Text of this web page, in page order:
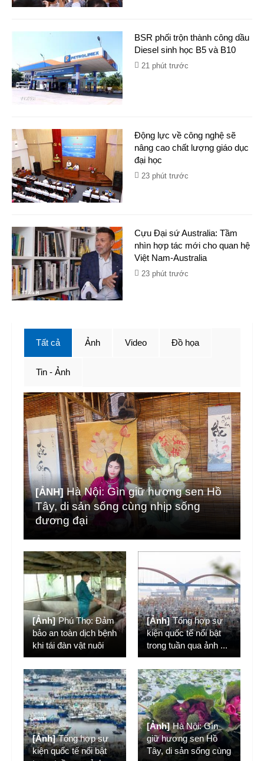
BSR phối trộn thành công dầu
Diesel sinh học B5 và B10
21 phút trước
Động lực về công nghệ sẽ
nâng cao chất lượng giáo dục
đại học
23 phút trước
Cựu Đại sứ Australia: Tầm
nhìn hợp tác mới cho quan hệ
Việt Nam-Australia
23 phút trước
Tất cả
[ẢNH] Hà Nội: Gìn giữ hương sen Hồ
Tây, di sản sống cùng nhịp sống
đương đại
[Ảnh] Phú Thọ: Đảm
bảo an toàn dịch bệnh
khi tái đàn vật nuôi
[Ảnh] Tổng hợp sự
kiện quốc tế nổi bật
trong tuần qua ảnh ...
[Ảnh] Tổng hợp sự
kiện quốc tế nổi bật
[Ảnh] Hà Nội: Gìn
giữ hương sen Hồ
Tây, di sản sống cùng
Ảnh Video Đồ họa
Tin - Ảnh